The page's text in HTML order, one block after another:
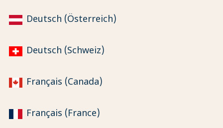
Deutsch (Österreich)
Deutsch (Schweiz)
Français (Canada)
Français (France)